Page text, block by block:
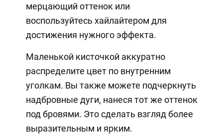
мерцающий оттенок или
воспользуйтесь хайлайтером для
достижения нужного эффекта.
Маленькой кисточкой аккуратно
распределите цвет по внутренним
уголкам. Вы также можете подчеркнуть
надбровные дуги, нанеся тот же оттенок
под бровями. Это сделать взгляд более
выразительным и ярким.